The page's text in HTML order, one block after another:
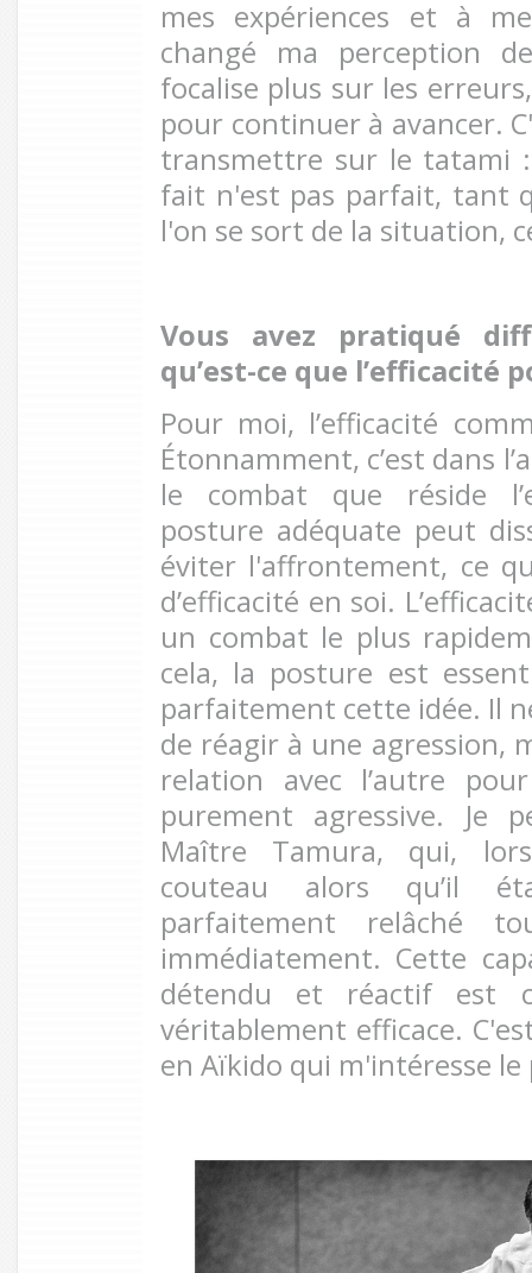
mes expériences et à
changé ma perception
focalise plus sur les
pour continuer à avancer.
transmettre sur le tatami
fait n'est pas parfait, tant
l'on se sort de la situation,
Vous avez pratiqué
qu’est-ce que l’efficacité
Pour moi, l’efficacité
Étonnamment, c’est dans
le combat que réside
posture adéquate peut
éviter l'affrontement, ce
d’efficacité en soi.
un combat le plus
cela, la posture est
parfaitement cette idée. Il
de réagir à une agression,
relation avec l’autre
purement agressive. Je
Maître Tamura, qui,
couteau alors qu’il
parfaitement relâché
immédiatement. Cette
détendu et réactif est
véritablement efficace.
en Aïkido qui m'intéresse le